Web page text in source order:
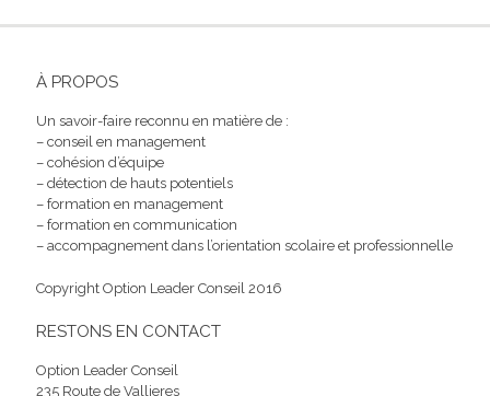
À PROPOS
Un savoir-faire reconnu en matière de :
– conseil en management
– cohésion d’équipe
– détection de hauts potentiels
– formation en management
– formation en communication
– accompagnement dans l’orientation scolaire et professionnelle
Copyright Option Leader Conseil 2016
RESTONS EN CONTACT
Option Leader Conseil
235 Route de Vallieres